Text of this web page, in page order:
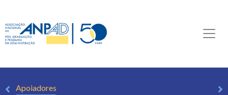
Apoiadores